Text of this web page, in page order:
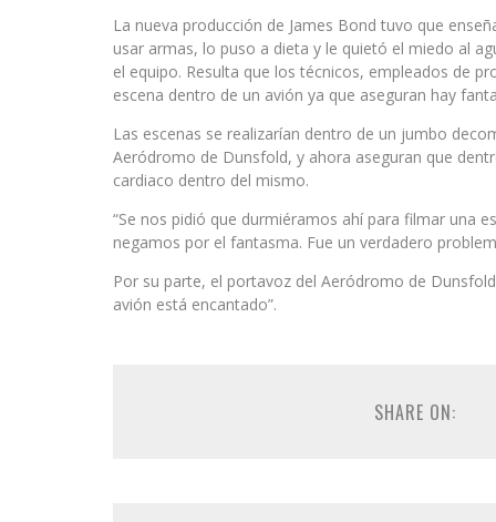
La nueva producción de James Bond tuvo que
usar armas, lo puso a dieta y le quietó el miedo al
el equipo. Resulta que los técnicos, empleados de
escena dentro de un avión ya que aseguran hay
Las escenas se realizarían dentro de un jumbo
Aeródromo de Dunsfold, y ahora aseguran que
cardiaco dentro del mismo.
“Se nos pidió que durmiéramos ahí para filmar una
negamos por el fantasma. Fue un verdadero
Por su parte, el portavoz del Aeródromo de
avión está encantado”.
SHARE ON: